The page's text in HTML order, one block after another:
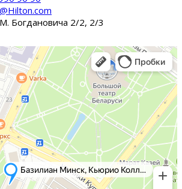
Богдановича 2/2, 2/3